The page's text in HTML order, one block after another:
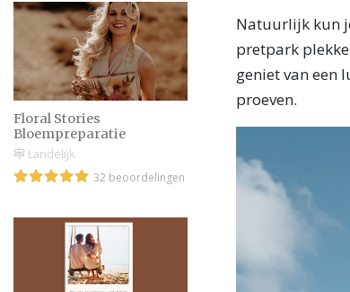
Floral Stories
Bloempreparatie
Landelijk
32 beoordelingen
Natuurlijk kun
pretpark
geniet van een
proeven.